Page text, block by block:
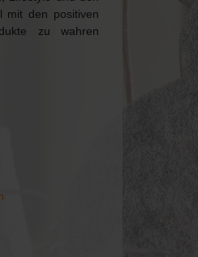
mit den positiven
zu wahren